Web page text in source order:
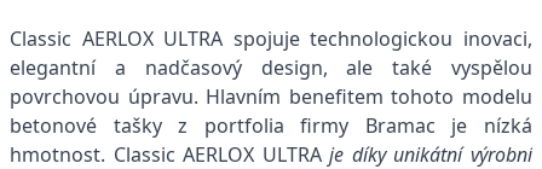
Classic AERLOX ULTRA spojuje technologickou inovaci,
elegantní a nadčasový design, ale také vyspělou
povrchovou úpravu. Hlavním benefitem tohoto modelu
betonové tašky z portfolia firmy Bramac je nízká
hmotnost. Classic AERLOX ULTRAje díky unikátní výrobní